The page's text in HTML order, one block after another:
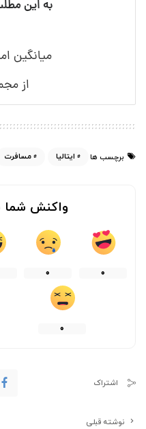
به این
میانگین
از
برچسب ها ایتالیا مسافرت
واکنش شما
0
0
0
اشتراک
نوشته قبلی